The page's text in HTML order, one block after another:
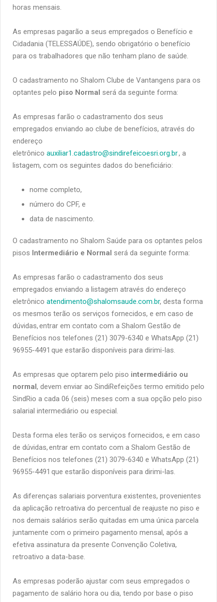
horas mensais.
As empresas pagarão a seus empregados o Benefício e
Cidadania (TELESSAÚDE), sendo obrigatório o benefício
para os trabalhadores que não tenham plano de saúde.
O cadastramento no Shalom Clube de Vantangens para os
optantes pelo piso Normal será da seguinte forma:
As empresas farão o cadastramento dos seus
empregados enviando ao clube de benefícios, através do
endereço
eletrônico auxiliar1.cadastro@sindirefeicoesri.org.br, a
listagem, com os seguintes dados do beneficiário:
nome completo,
número do CPF, e
data de nascimento.
O cadastramento no Shalom Saúde para os optantes pelos
pisos Intermediário e Normal será da seguinte forma:
As empresas farão o cadastramento dos seus
empregados enviando a listagem através do endereço
eletrônico atendimento@shalomsaude.com.br, desta forma
os mesmos terão os serviços fornecidos, e em caso de
dúvidas, entrar em contato com a Shalom Gestão de
Benefícios nos telefones (21) 3079-6340 e WhatsApp (21)
96955-4491 que estarão disponíveis para dirimi-las.
As empresas que optarem pelo piso intermediário ou
normal, devem enviar ao SindiRefeições termo emitido pelo
SindRio a cada 06 (seis) meses com a sua opção pelo piso
salarial intermediário ou especial.
Desta forma eles terão os serviços fornecidos, e em caso
de dúvidas, entrar em contato com a Shalom Gestão de
Benefícios nos telefones (21) 3079-6340 e WhatsApp (21)
96955-4491 que estarão disponíveis para dirimi-las.
As diferenças salariais porventura existentes, provenientes
da aplicação retroativa do percentual de reajuste no piso e
nos demais salários serão quitadas em uma única parcela
juntamente com o primeiro pagamento mensal, após a
efetiva assinatura da presente Convenção Coletiva,
retroativo a data-base.
As empresas poderão ajustar com seus empregados o
pagamento de salário hora ou dia, tendo por base o piso